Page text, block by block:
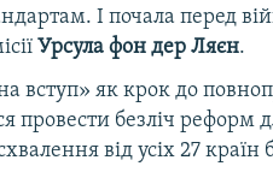
І почала перед
Урсула фон дер Ляєн.
вступ» як крок до
провести безліч реформ
від усіх 27 країн